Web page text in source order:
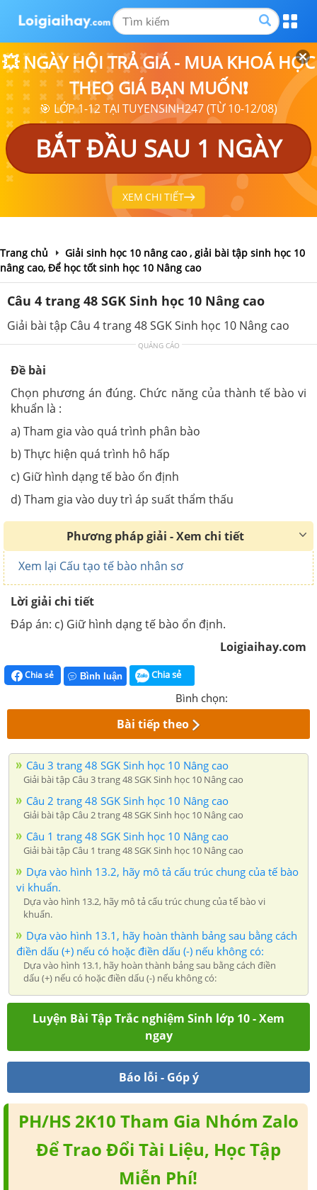
💥 NGÀY HỘI TRẢ GIÁ - MUA KHOÁ HỌC
THEO GIÁ BẠN MUỐN❗
🎯 LỚP 1-12 TẠI TUYENSINH247 (TỪ 10-12/08)
BẮT ĐẦU SAU 1 NGÀY
XEM CHI TIẾT
Trang chủ
Giải sinh học 10 nâng cao , giải bài tập sinh học 10
nâng cao, Để học tốt sinh học 10 Nâng cao
Câu 4 trang 48 SGK Sinh học 10 Nâng cao
Giải bài tập Câu 4 trang 48 SGK Sinh học 10 Nâng cao
QUẢNG CÁO
Đề bài
Chọn phương án đúng. Chức năng của thành tế bào vi
khuẩn là :
a) Tham gia vào quá trình phân bào
b) Thực hiện quá trình hô hấp
c) Giữ hình dạng tế bào ổn định
d) Tham gia vào duy trì áp suất thẩm thấu
Phương pháp giải - Xem chi tiết
Xem lại Cấu tạo tế bào nhân sơ
Lời giải chi tiết
Đáp án: c) Giữ hình dạng tế bào ổn định.
Loigiaihay.com
Chia sẻ Bình luận Chia sẻ
Bình chọn:
Bài tiếp theo
Câu 3 trang 48 SGK Sinh học 10 Nâng cao
Giải bài tập Câu 3 trang 48 SGK Sinh học 10 Nâng cao
Câu 2 trang 48 SGK Sinh học 10 Nâng cao
Giải bài tập Câu 2 trang 48 SGK Sinh học 10 Nâng cao
Câu 1 trang 48 SGK Sinh học 10 Nâng cao
Giải bài tập Câu 1 trang 48 SGK Sinh học 10 Nâng cao
Dựa vào hình 13.2, hãy mô tả cấu trúc chung của tế bào
vi khuẩn.
Dựa vào hình 13.2, hãy mô tả cấu trúc chung của tế bào vi
khuẩn.
Dựa vào hình 13.1, hãy hoàn thành bảng sau bằng cách
điền dấu (+) nếu có hoặc điền dấu (-) nếu không có:
Dựa vào hình 13.1, hãy hoàn thành bảng sau bằng cách điền
dấu (+) nếu có hoặc điền dấu (-) nếu không có:
Luyện Bài Tập Trắc nghiệm Sinh lớp 10 - Xem
ngay
Báo lỗi - Góp ý
PH/HS 2K10 Tham Gia Nhóm Zalo
Để Trao Đổi Tài Liệu, Học Tập
Miễn Phí!